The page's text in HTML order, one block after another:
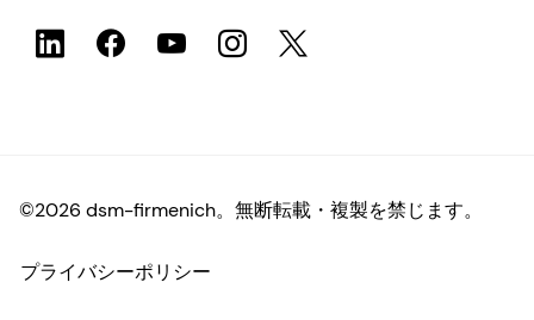
©2026 dsm-firmenich。無断転載・複製を禁じます。
プライバシーポリシー